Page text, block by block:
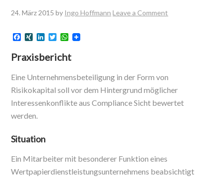
24. März 2015 by Ingo Hoffmann Leave a Comment
F
e
o
k
X
N
G
L
k
d
n
T
t
e
W
a
t
A
p
Praxisbericht
Eine Unternehmensbeteiligung in der Form von
Risikokapital soll vor dem Hintergrund möglicher
Interessenkonflikte aus Compliance Sicht bewertet
werden.
Situation
Ein Mitarbeiter mit besonderer Funktion eines
Wertpapierdienstleistungsunternehmens beabsichtigt